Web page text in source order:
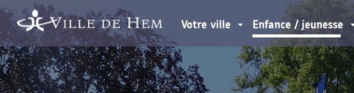
Votre ville Enfance / jeunesse